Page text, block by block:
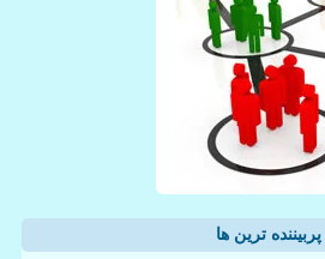
پربیننده ترین ها